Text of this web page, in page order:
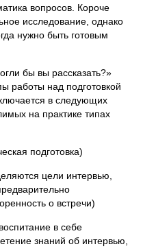
вопросов. Короче
исследование, однако
нужно быть готовым
бы вы рассказать?»
работы над подготовкой
в следующих
на практике типах
подготовка)
цели интервью,
о встречи)
в себе
знаний об интервью,